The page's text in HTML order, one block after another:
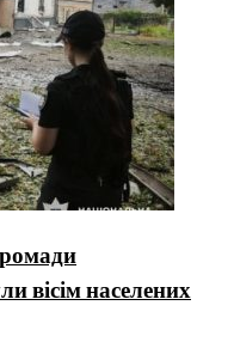
вісім населених